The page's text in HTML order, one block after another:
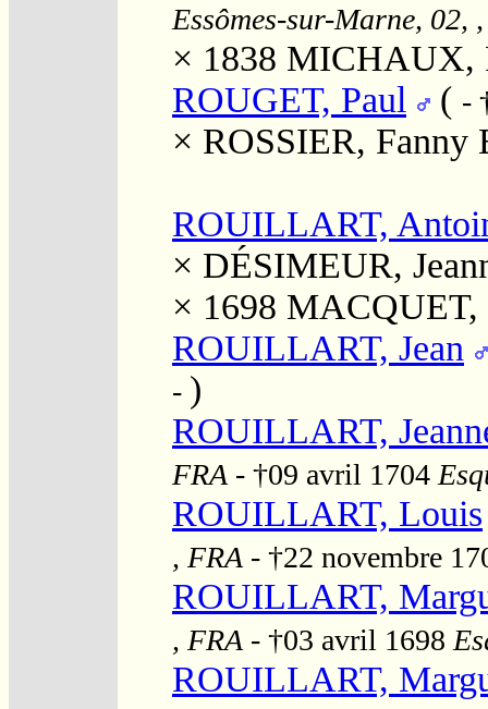
Essômes-sur-Marne, 02,
× 1838 MICHAUX,
ROUGET, Paul
( -
× ROSSIER, Fanny
ROUILLART,
× DÉSIMEUR,
× 1698 MACQUET,
ROUILLART, Jean
- )
ROUILLART,
FRA - †09 avril 1704
ROUILLART, Louis
, FRA - †22 novembre
ROUILLART,
, FRA - †03 avril 1698
ROUILLART,